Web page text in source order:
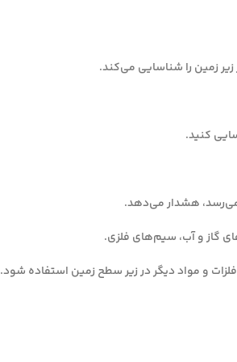
زمین را شناسایی می‌کند.
کنید.
می‌رسد، هشدار می‌دهد.
گاز و آب، سیم‌های فلزی.
و مواد دیگر در زیر سطح زمین استفاده شود.